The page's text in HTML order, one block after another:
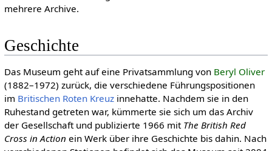
mehrere Archive.
Geschichte
Das Museum geht auf eine Privatsammlung von Beryl Oliver
(1882–1972) zurück, die verschiedene Führungspositionen
im Britischen Roten Kreuzinnehatte. Nachdem sie in den
Ruhestand getreten war, kümmerte sie sich um das Archiv
der Gesellschaft und publizierte 1966 mit The British Red
Cross in Action ein Werk über ihre Geschichte bis dahin. Nach